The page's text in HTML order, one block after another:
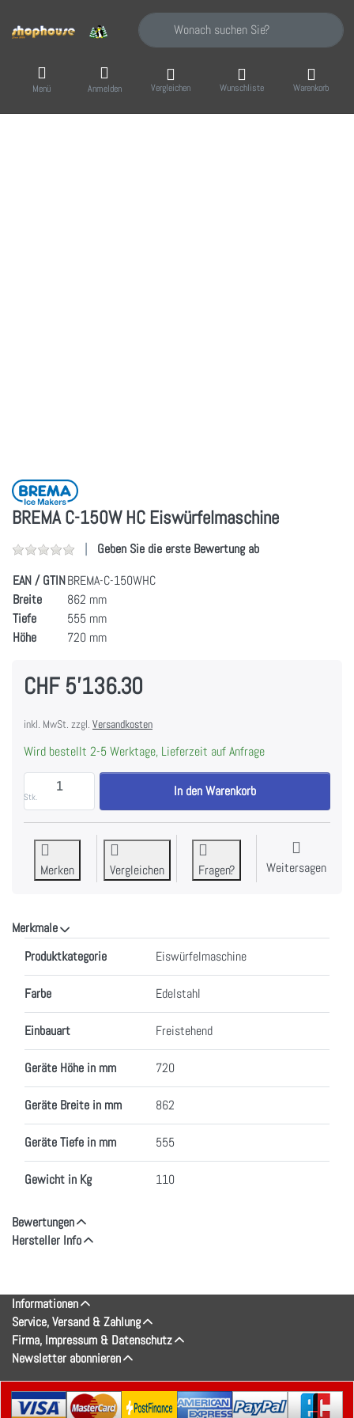
Geben Sie einen Suchbegriff ein. Während
Menü Anmelden Vergleichen Wunschliste Warenkorb
BREMA C-150W HC Eiswürfelmaschine
Geben Sie die erste Bewertung ab
EAN / GTINBREMA-C-150WHC
Breite
862 mm
Tiefe
555 mm
Höhe
720 mm
CHF 5'136.30
inkl. MwSt. zzgl. Versandkosten
Wird bestellt 2-5 Werktage, Lieferzeit auf Anfrage
Stk.
BREMA C-150W HC Eiswürfelmaschine zu CHF
In den Warenkorb
Merken Vergleichen Fragen? Weitersagen
Merkmale
Produktkategorie Eiswürfelmaschine
Farbe Edelstahl
Einbauart Freistehend
Geräte Höhe in mm 720
Geräte Breite in mm 862
Geräte Tiefe in mm 555
Gewicht in Kg 110
Bewertungen
Hersteller Info
Informationen
Service, Versand & Zahlung
Firma, Impressum & Datenschutz
Newsletter abonnieren